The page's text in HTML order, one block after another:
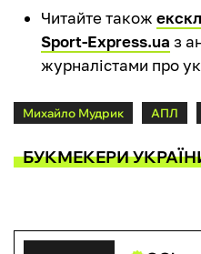
Читайте також
Sport-Express.ua з
журналістами про
Михайло Мудрик АПЛ
БУКМЕКЕРИ